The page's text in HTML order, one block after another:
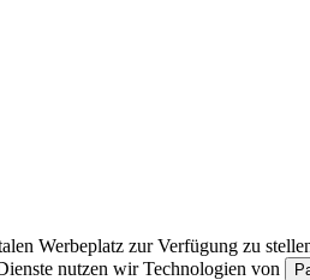
Werbeplatz zur Verfügung zu
nutzen wir Technologien von